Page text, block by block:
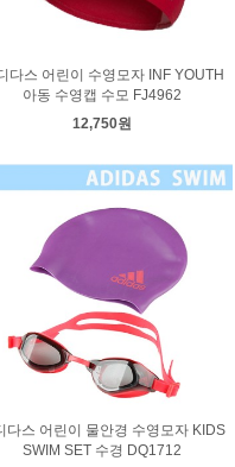
다스 어린이 수영모자 INF YOUTH
아동 수영캡 수모 FJ4962
12,750원
다스 어린이 물안경 수영모자 KIDS
SWIM SET 수경 DQ1712